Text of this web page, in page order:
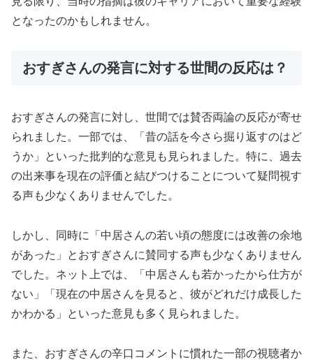
となったのかもしれません。
おすぎさんの発言に対する世間の反応は？
おすぎさんの発言に対し、世間では賛否両論の反応が寄せ
られました。一部では、「昔の話を今さら掘り返すのはど
うか」といった批判的な意見も見られました。特に、過去
の出来事を現在の評価と結びつけることについて疑問視す
る声も少なくありませんでした。
しかし、同時に「中居さんの若い頃の態度には改善の余地
があった」とおすぎさんに賛同する声も少なくありません
でした。ネット上では、「中居さんも若かったから仕方が
ない」「現在の中居さんを見ると、彼がどれだけ成長した
かわかる」といった意見も多く見られました。
また、おすぎさんの辛口コメントに慣れた一部の視聴者か